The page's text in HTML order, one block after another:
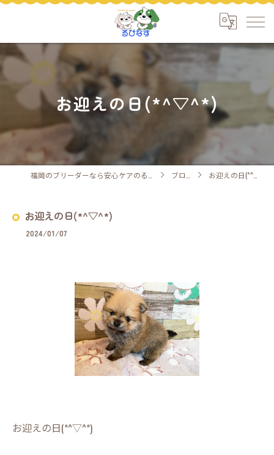
お迎えの日(*^▽^*)
ブログ お迎えの日(*^▽^*)
お迎えの日(*^▽^*)
2024/01/07
お迎えの日(*^▽^*)